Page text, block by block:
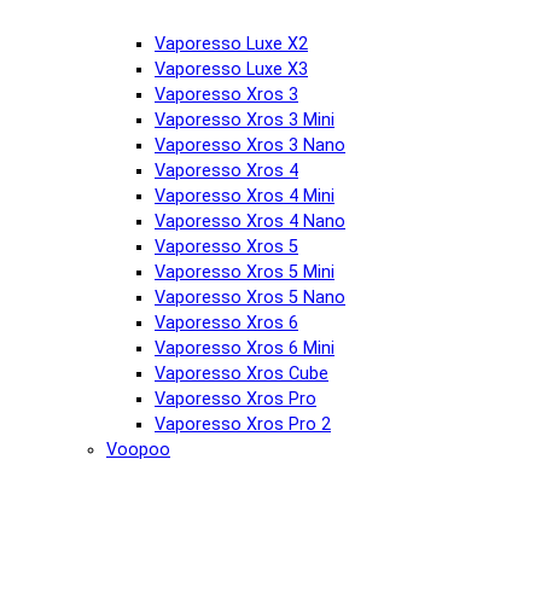
Vaporesso Luxe X2
Vaporesso Luxe X3
Vaporesso Xros 3
Vaporesso Xros 3 Mini
Vaporesso Xros 3 Nano
Vaporesso Xros 4
Vaporesso Xros 4 Mini
Vaporesso Xros 4 Nano
Vaporesso Xros 5
Vaporesso Xros 5 Mini
Vaporesso Xros 5 Nano
Vaporesso Xros 6
Vaporesso Xros 6 Mini
Vaporesso Xros Cube
Vaporesso Xros Pro
Vaporesso Xros Pro 2
Voopoo